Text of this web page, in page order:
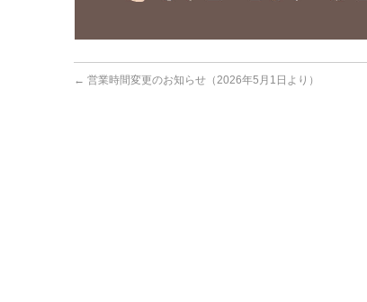
← 営業時間変更のお知らせ（2026年5月1日より）